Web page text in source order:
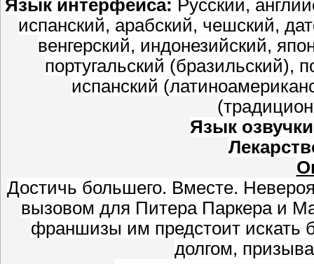
Язык интерфейса: Русский,
испанский, арабский, чешский,
венгерский, индонезийский,
португальский (бразильский),
испанский
Язык
Достичь большего. Вместе.
вызовом для Питера Паркера и
франшизы им предстоит искать
долгом,